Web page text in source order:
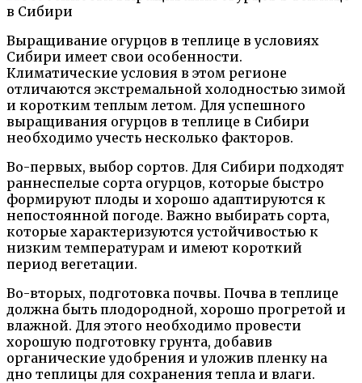
Выращивание огурцов в теплице в условиях
Сибири имеет свои особенности.
Климатические условия в этом регионе
отличаются экстремальной холодностью зимой
и коротким теплым летом. Для успешного
выращивания огурцов в теплице в Сибири
необходимо учесть несколько факторов.
Во-первых, выбор сортов. Для Сибири подходят
раннеспелые сорта огурцов, которые быстро
формируют плоды и хорошо адаптируются к
непостоянной погоде. Важно выбирать сорта,
которые характеризуются устойчивостью к
низким температурам и имеют короткий
период вегетации.
Во-вторых, подготовка почвы. Почва в теплице
должна быть плодородной, хорошо прогретой и
влажной. Для этого необходимо провести
хорошую подготовку грунта, добавив
органические удобрения и уложив пленку на
дно теплицы для сохранения тепла и влаги.